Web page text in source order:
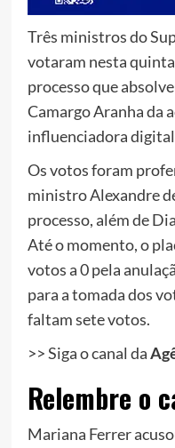
Três ministros do
votaram nesta
processo que
Camargo Aranha da
influenciadora
Os votos foram
ministro Alexandre
processo, além de
Até o momento, o
votos a 0 pela
para a tomada dos
faltam sete votos.
>> Siga o canal da
Relembre o
Mariana Ferrer